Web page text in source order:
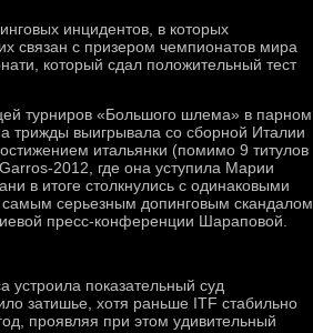
инцидентов, в которых
связан с призером чемпионатов мира
который сдал положительный тест
турниров «Большого шлема» в парном
трижды выигрывала со сборной Италии
итальянки (помимо 9 титулов
2012, где она уступила Марии
в итоге столкнулись с одинаковыми
серьезным допинговым скандалом
пресс-конференции Шараповой.
показательный суд
затишье, хотя раньше ITF стабильно
проявляя при этом удивительный